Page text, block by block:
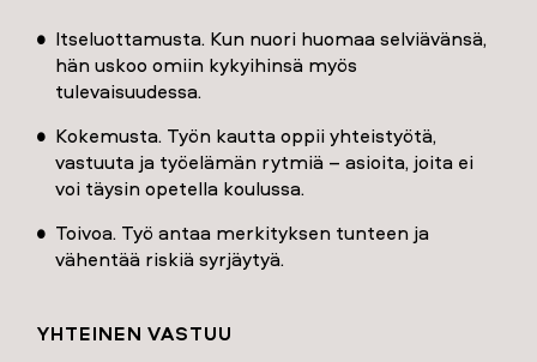
Itseluottamusta. Kun nuori huomaa selviävänsä,
hän uskoo omiin kykyihinsä myös
tulevaisuudessa.
Kokemusta. Työn kautta oppii yhteistyötä,
vastuuta ja työelämän rytmiä – asioita, joita ei
voi täysin opetella koulussa.
Toivoa. Työ antaa merkityksen tunteen ja
vähentää riskiä syrjäytyä.
YHTEINEN VASTUU